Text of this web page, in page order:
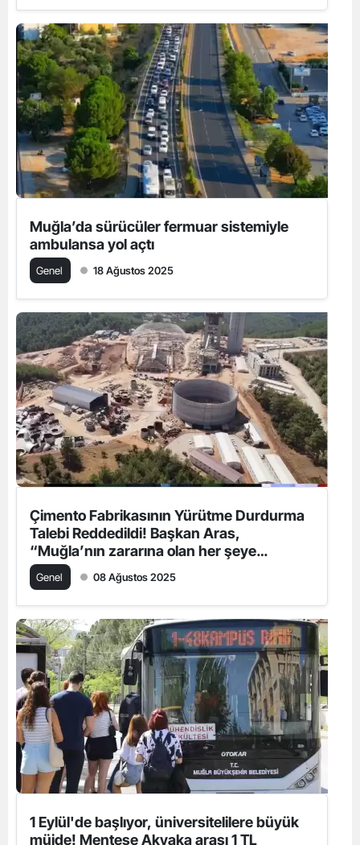
Muğla’da sürücüler fermuar sistemiyle
ambulansa yol açtı
Genel 18 Ağustos 2025
Çimento Fabrikasının Yürütme Durdurma
Talebi Reddedildi! Başkan Aras,
“Muğla’nın zararına olan her şeye
karşıyız”
Genel 08 Ağustos 2025
1 Eylül'de başlıyor, üniversitelilere büyük
müjde! Menteşe Akyaka arası 1 TL